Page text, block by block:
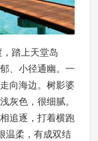
踏上天堂岛
、小径通幽。一
向海边。树影婆
灰色，很细腻。
追逐，打着横跑
温柔，有成双结